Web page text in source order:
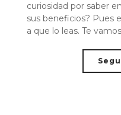
curiosidad por saber
sus beneficios? Pues
a que lo leas. Te